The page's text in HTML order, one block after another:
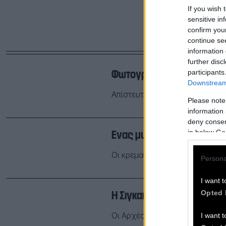
If you wish
sensitive
confirm
continue
information
further
Please
information
deny
in below
I want
Opted
I want
Φωτογραφίζοντας τη
Απίστευτο φωτογραφικό
Ένας μυστικός κήπος σε
Οι κρεμαστοί κήποι
Η Σιγκαπούρη κόβει το
Οι Αρχές πιστεύουν πως